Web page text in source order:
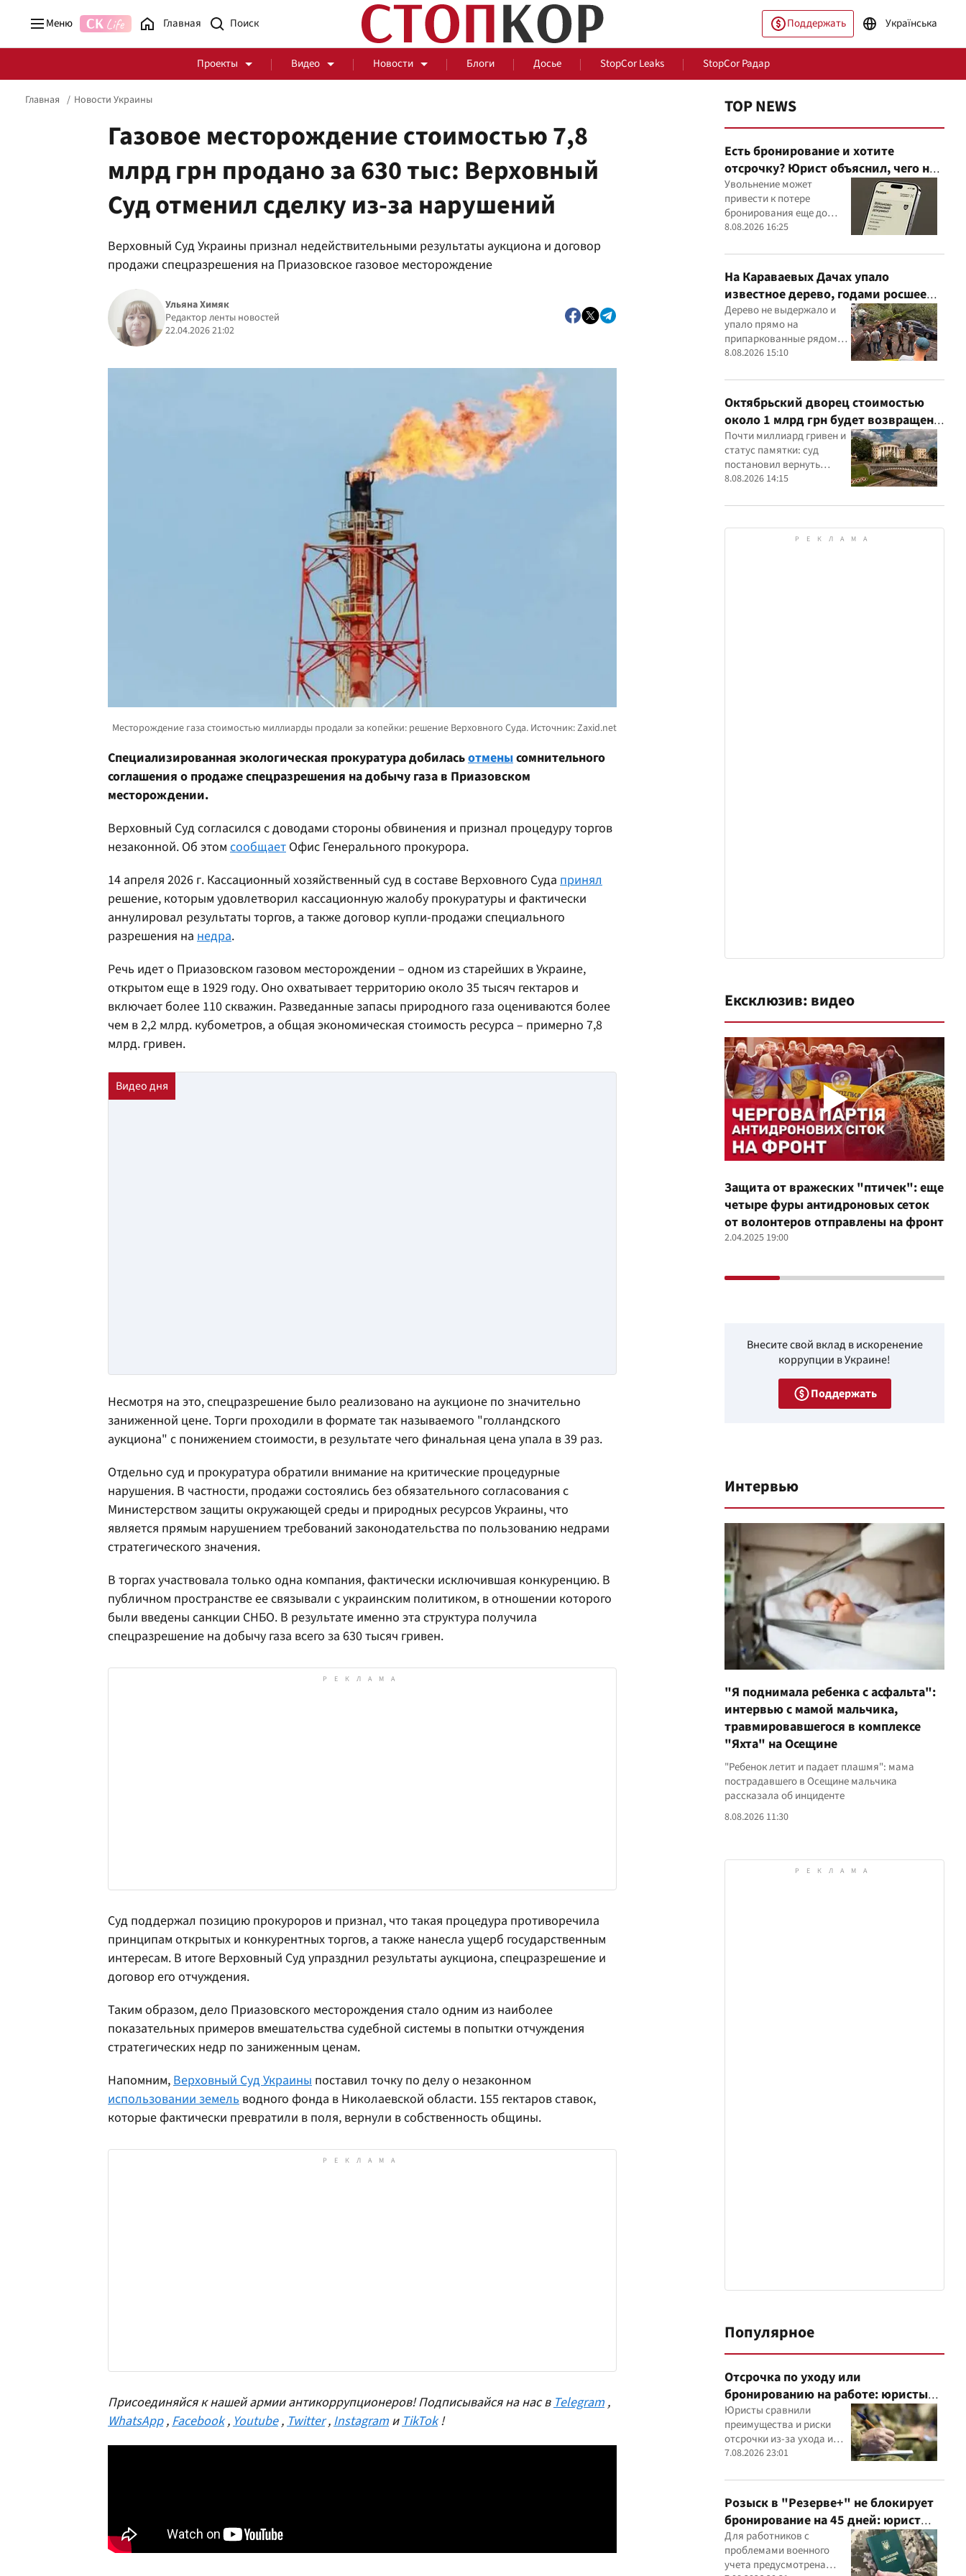
Меню Главная Поддержать Українська
Проекты Видео Новости Блоги Досье StopCor Leaks StopCor Радар
Стоп Политической Коррупции Честные закупки За оградой
События
Главная Новости Украины
Газовое месторождение стоимостью 7,8
млрд грн продано за 630 тыс: Верховный
Суд отменил сделку из-за нарушений
Верховный Суд Украины признал недействительными результаты аукциона и договор
продажи спецразрешения на Приазовское газовое месторождение
Ульяна Химяк
Редактор ленты новостей
22.04.2026 21:02
Специализированная экологическая прокуратура добиласьотменысомнительного
соглашения о продаже спецразрешения на добычу газа в Приазовском
месторождении.
Верховный Суд согласился с доводами стороны обвинения и признал процедуру торгов
незаконной. Об этом сообщает Офис Генерального прокурора.
14 апреля 2026 г. Кассационный хозяйственный суд в составе Верховного Суда принял
решение, которым удовлетворил кассационную жалобу прокуратуры и фактически
аннулировал результаты торгов, а также договор купли-продажи специального
разрешения на недра.
Речь идет о Приазовском газовом месторождении – одном из старейших в Украине,
открытом еще в 1929 году. Оно охватывает территорию около 35 тысяч гектаров и
включает более 110 скважин. Разведанные запасы природного газа оцениваются более
чем в 2,2 млрд. кубометров, а общая экономическая стоимость ресурса – примерно 7,8
млрд. гривен.
Несмотря на это, спецразрешение было реализовано на аукционе по значительно
заниженной цене. Торги проходили в формате так называемого "голландского
аукциона" с понижением стоимости, в результате чего финальная цена упала в 39 раз.
Отдельно суд и прокуратура обратили внимание на критические процедурные
нарушения. В частности, продажи состоялись без обязательного согласования с
Министерством защиты окружающей среды и природных ресурсов Украины, что
является прямым нарушением требований законодательства по пользованию недрами
стратегического значения.
В торгах участвовала только одна компания, фактически исключившая конкуренцию. В
публичном пространстве ее связывали с украинским политиком, в отношении которого
были введены санкции СНБО. В результате именно эта структура получила
спецразрешение на добычу газа всего за 630 тысяч гривен.
Суд поддержал позицию прокуроров и признал, что такая процедура противоречила
принципам открытых и конкурентных торгов, а также нанесла ущерб государственным
интересам. В итоге Верховный Суд упразднил результаты аукциона, спецразрешение и
договор его отчуждения.
Таким образом, дело Приазовского месторождения стало одним из наиболее
показательных примеров вмешательства судебной системы в попытки отчуждения
стратегических недр по заниженным ценам.
Напомним, Верховный Суд Украины поставил точку по делу о незаконном
использовании земель водного фонда в Николаевской области. 155 гектаров ставок,
которые фактически превратили в поля, вернули в собственность общины.
Присоединяйся к нашей армии антикоррупционеров! Подписывайся на нас в Telegram ,
WhatsApp , Facebook , Youtube , Twitter , Instagram и TikTok !
TOP NEWS
Есть бронирование и хотите
отсрочку? Юрист объяснил, чего не
стоит делать
Увольнение может
привести к потере
бронирования еще до
оформления новой
8.08.2026 16:25
На Караваевых Дачах упало
известное дерево, годами росшее
сквозь МАФ
Дерево не выдержало и
упало прямо на
припаркованные рядом
машины
8.08.2026 15:10
Октябрьский дворец стоимостью
около 1 млрд грн будет возвращен
государству: суд удовлетворил иск
прокуратуры
Почти миллиард гривен и
статус памятки: суд
постановил вернуть
государству Жовтневый
8.08.2026 14:15
Ексклюзив: видео
Защита от вражеских "птичек": еще
четыре фуры антидроновых сеток
от волонтеров отправлены на фронт
2.04.2025 19:00
Внесите свой вклад в искоренение
коррупции в Украине!
Поддержать
Интервью
"Я поднимала ребенка с асфальта":
интервью с мамой мальчика,
травмировавшегося в комплексе
"Яхта" на Осещине
"Ребенок летит и падает плашмя": мама
пострадавшего в Осещине мальчика
рассказала об инциденте
8.08.2026 11:30
Популярное
Отсрочка по уходу или
бронированию на работе: юристы
объяснили, что надежнее
Юристы сравнили
преимущества и риски
отсрочки из-за ухода и
бронирования работника
предприятием
7.08.2026 23:01
Розыск в "Резерве+" не блокирует
бронирование на 45 дней: юрист
объяснил важный нюанс
Для работников с
проблемами военного
учета предусмотрена